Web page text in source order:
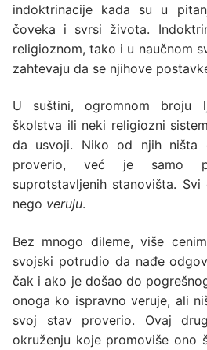
indoktrinacije kada su u
čoveka i svrsi života.
religioznom, tako i u naučnom
zahtevaju da se njihove
U suštini, ogromnom broju
školstva ili neki religiozni
da usvoji. Niko od njih ništa
proverio, već je samo
suprotstavljenih stanovišta.
nego veruju.
Bez mnogo dileme, više
svojski potrudio da nađe
čak i ako je došao do
onoga ko ispravno veruje, ali
svoj stav proverio. Ovaj
okruženju koje promoviše ono